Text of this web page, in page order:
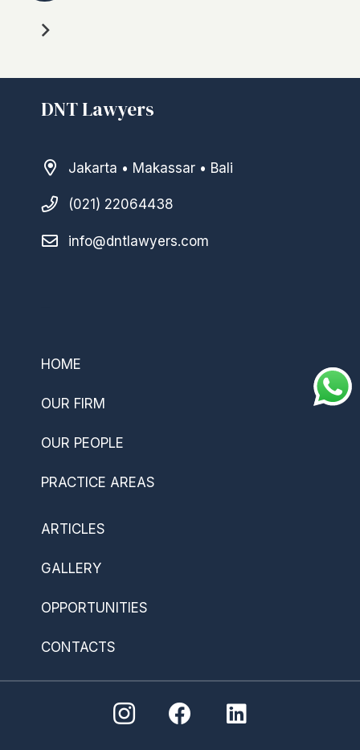
DNT Lawyers
Jakarta • Makassar • Bali
(021) 22064438
info@dntlawyers.com
HOME
OUR FIRM
OUR PEOPLE
PRACTICE AREAS
ARTICLES
GALLERY
OPPORTUNITIES
CONTACTS